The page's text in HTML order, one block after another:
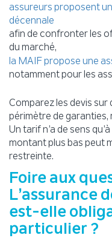
assureurs proposent
décennale
afin de confronter les
du marché,
la MAIF propose une
notamment pour les
Comparez les devis sur
périmètre de garanties,
Un tarif n’a de sens
montant plus bas peut
restreinte.
Foire aux
L’assurance
est-elle
particulier ?